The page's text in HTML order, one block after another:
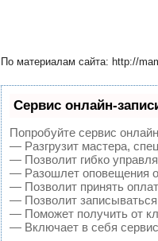
По материалам сайта: http://
Сервис онлайн-
Попробуйте сервис
— Разгрузит мастера,
— Позволит гибко
— Разошлет оповещения
— Позволит принять
— Позволит
— Поможет получить от
— Включает в себя